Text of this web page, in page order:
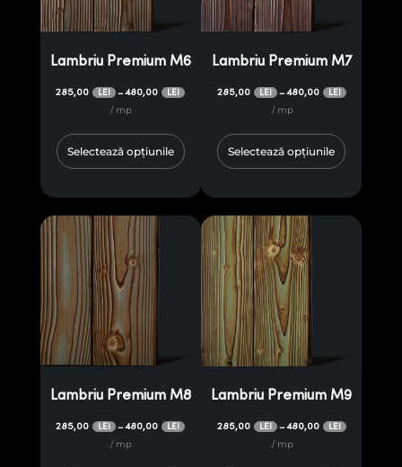
Lambriu Premium M6
285,00 LEI –480,00 LEI
/ mp
Selectează opțiunile
Lambriu Premium M7
285,00 LEI –480,00 LEI
/ mp
Selectează opțiunile
Lambriu Premium M8
285,00 LEI –480,00 LEI
/ mp
Lambriu Premium M9
285,00 LEI –480,00 LEI
/ mp